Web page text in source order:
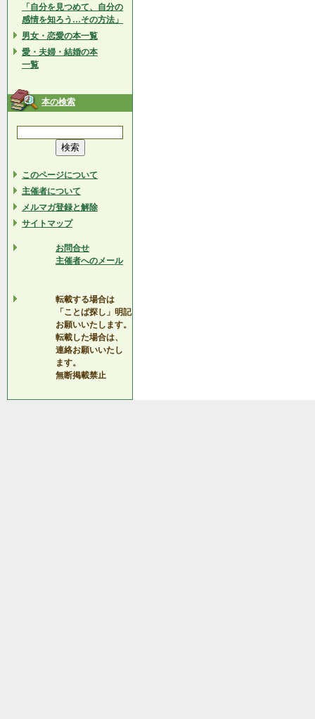
「自分を見つめて、自分の
感情を知ろう…その方法」
男女・恋愛の本一覧
愛・夫婦・結婚の本
一覧
本の検索
このページについて
主催者について
メルマガ登録と解除
サイトマップ
お問合せ
主催者へのメール
転載する場合は
「ことば探し」明記
お願いいたします。
転載した場合は、
連絡お願いいたし
ます。
無断掲載禁止